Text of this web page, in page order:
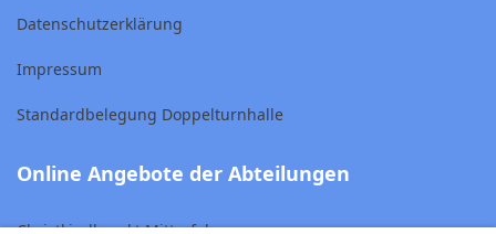
Datenschutzerklärung
Impressum
Standardbelegung Doppelturnhalle
Online Angebote der Abteilungen
Christkindlmarkt Mitterfels